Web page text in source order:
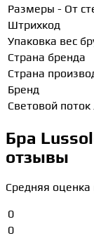
Размеры - От
Штрихкод
Упаковка вес
Страна бренда
Страна
Бренд
Световой
Бра
отзывы
Средняя оценка
0
0